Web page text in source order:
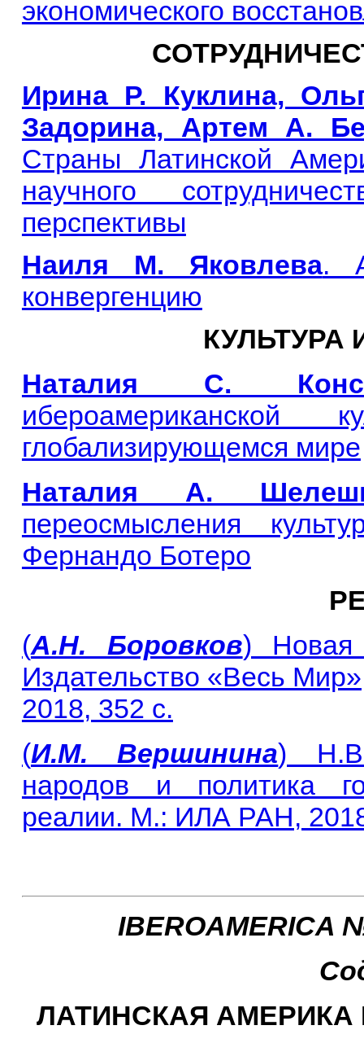
экономического
Ирина Р. Куклина,
Задорина, Артем А.
Страны Латинской
научного
перспективы
Наиля М. Яковлева.
конвергенцию
КУЛЬТУРА
Наталия С.
ибероамериканской
глобализирующемся мире
Наталия А.
переосмысления
Фернандо Ботеро
(А.Н. Боровков) Новая
Издательство «Весь
2018, 352 с.
(И.М. Вершинина) Н.В.
народов и политика
реалии. М.: ИЛА РАН,
IBEROAMERICA
ЛАТИНСКАЯ